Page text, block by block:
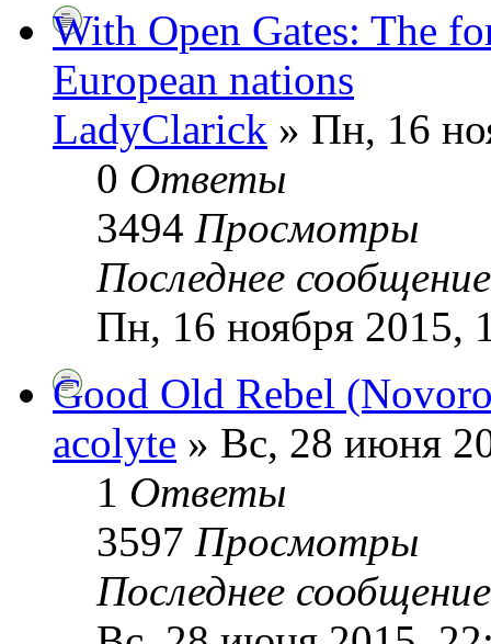
With Open Gates: The
European nations
LadyClarick » Пн, 16
0 Ответы
3494 Просмотры
Последнее
Пн, 16 ноября 2015,
Good Old Rebel
acolyte » Вс, 28 июня
1 Ответы
3597 Просмотры
Последнее